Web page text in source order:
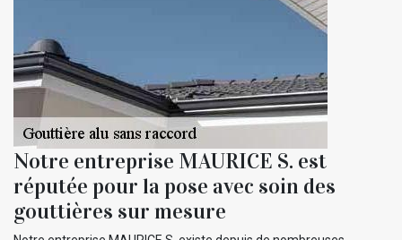
Notre entreprise MAURICE S. est
réputée pour la pose avec soin des
gouttières sur mesure